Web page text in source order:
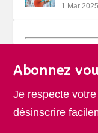
1 Mar 2025
Abonnez
Je respecte
désinscrire